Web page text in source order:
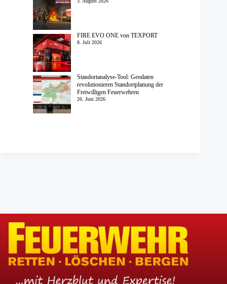
FIRE EVO ONE von TEXPORT
8. Juli 2026
Standortanalyse-Tool: Geodaten
revolutionieren Standortplanung der
Freiwilligen Feuerwehren
26. Juni 2026